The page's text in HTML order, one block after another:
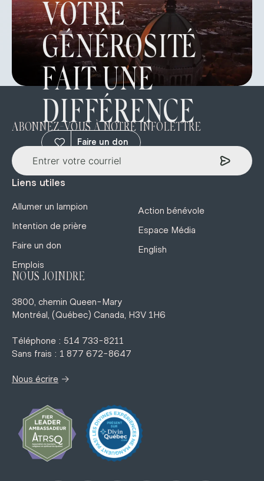
VOTRE
GÉNÉROSITÉ
FAIT UNE
DIFFÉRENCE
Faire un don
ABONNEZ-VOUS À NOTRE INFOLETTRE
Liens utiles
Allumer un lampion
Intention de prière
Faire un don
Emplois
Action bénévole
Espace Média
English
NOUS JOINDRE
3800, chemin Queen-Mary
Montréal, (Québec) Canada, H3V 1H6
Téléphone : 514 733-8211
Sans frais : 1 877 672-8647
Nous écrire →